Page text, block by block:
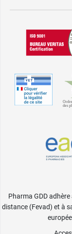
Pharma GDD
distance (Fevad) et à